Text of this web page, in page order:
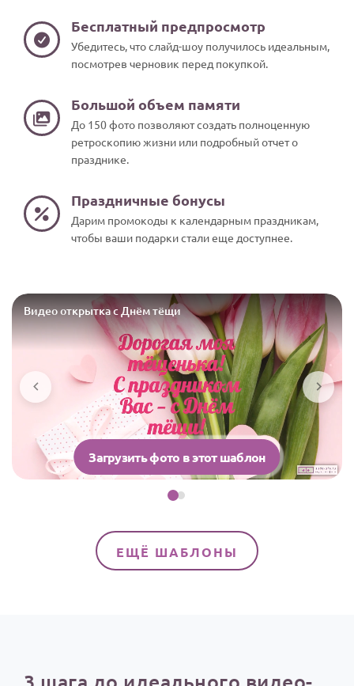
Бесплатный предпросмотр
Убедитесь, что слайд-шоу получилось идеальным,
посмотрев черновик перед покупкой.
Большой объем памяти
До 150 фото позволяют создать полноценную
ретроскопию жизни или подробный отчет о
празднике.
Праздничные бонусы
Дарим промокоды к календарным праздникам,
чтобы ваши подарки стали еще доступнее.
Видео открытка с Днём тёщи
Загрузить фото в этот шаблон
ЕЩЁ ШАБЛОНЫ